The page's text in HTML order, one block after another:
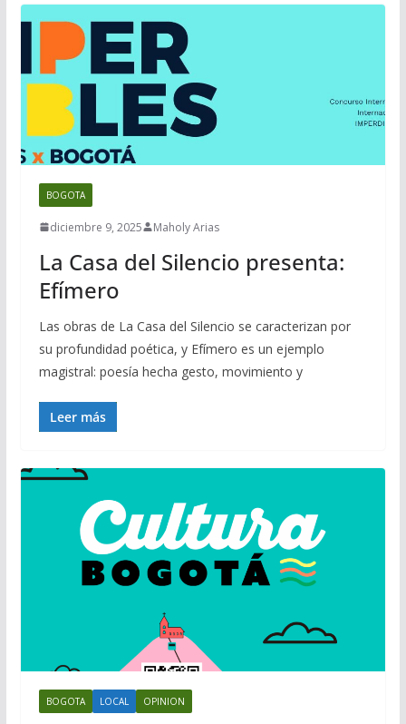
BOGOTA
diciembre 9, 2025 Maholy Arias
La Casa del Silencio presenta:
Efímero
Las obras de La Casa del Silencio se caracterizan por
su profundidad poética, y Efímero es un ejemplo
magistral: poesía hecha gesto, movimiento y
Leer más
BOGOTA LOCAL OPINION